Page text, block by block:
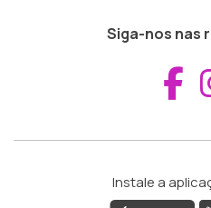
Siga-nos nas
Instale a